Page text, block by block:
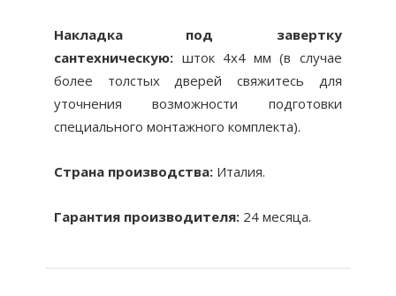
Накладка под завертку
сантехническую: шток 4x4 мм (в случае
более толстых дверей свяжитесь для
уточнения возможности подготовки
специального монтажного комплекта).
Страна производства: Италия.
Гарантия производителя: 24 месяца.